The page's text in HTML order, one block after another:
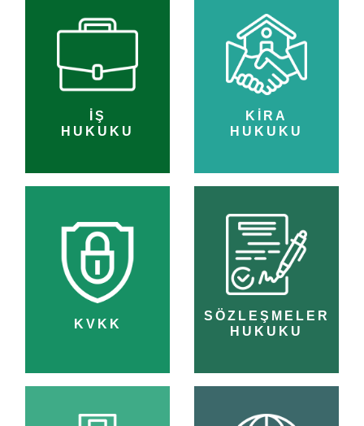
İŞ
HUKUKU
KİRA
HUKUKU
KVKK
SÖZLEŞMELER
HUKUKU